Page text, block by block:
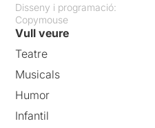
Disseny i programació:
Copymouse
Vull veure
Teatre
Musicals
Humor
Infantil